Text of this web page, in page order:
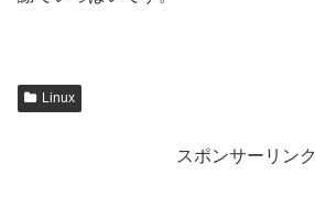
Linux
スポンサーリンク